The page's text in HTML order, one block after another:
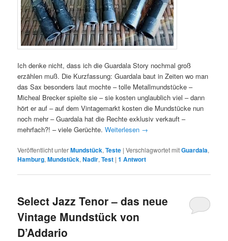
Ich denke nicht, dass ich die Guardala Story nochmal groß
erzählen muß. Die Kurzfassung: Guardala baut in Zeiten wo man
das Sax besonders laut mochte – tolle Metallmundstücke –
Micheal Brecker spielte sie – sie kosten unglaublich viel – dann
hört er auf – auf dem Vintagemarkt kosten die Mundstücke nun
noch mehr – Guardala hat die Rechte exklusiv verkauft –
mehrfach?! – viele Gerüchte.Weiterlesen →
Veröffentlicht unterMundstück,Teste |Verschlagwortet mitGuardala,
Hamburg,Mundstück,Nadir,Test |1 Antwort
Select Jazz Tenor – das neue
Vintage Mundstück von
D’Addario